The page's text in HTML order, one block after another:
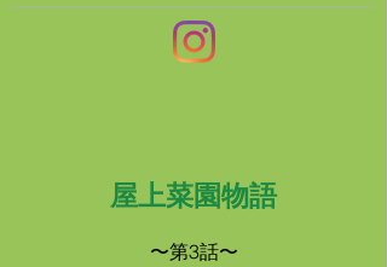
屋上菜園物語
〜第3話〜